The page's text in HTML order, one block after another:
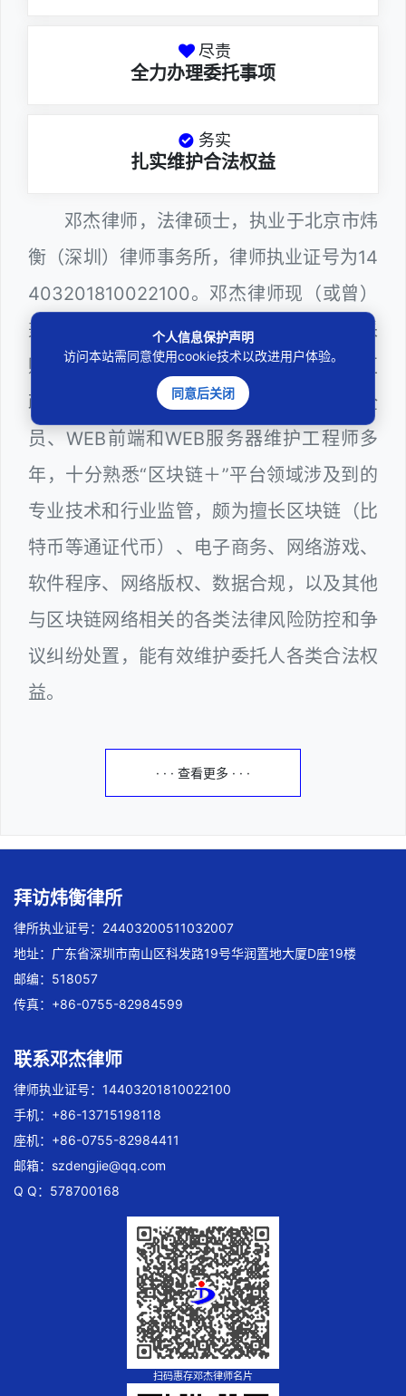
尽责
全力办理委托事项
务实
扎实维护合法权益
邓杰律师，法律硕士，执业于北京市炜
衡（深圳）律师事务所，律师执业证号为14
403201810022100。邓杰律师现（或曾）
兼任深圳市人民政府听证员、深圳市政府采
购评审专家（法律类），曾担任深圳市某区
政府系统公职律师、计算机信息网络安全
员、WEB前端和WEB服务器维护工程师多
年，十分熟悉“区块链＋”平台领域涉及到的
专业技术和行业监管，颇为擅长区块链（比
特币等通证代币）、电子商务、网络游戏、
软件程序、网络版权、数据合规，以及其他
与区块链网络相关的各类法律风险防控和争
议纠纷处置，能有效维护委托人各类合法权
益。
· · · 查看更多 · · ·
拜访炜衡律所
律所执业证号：24403200511032007
地址：广东省深圳市南山区科发路19号华润置地大厦D座19楼
邮编：518057
传真：+86-0755-82984599
联系邓杰律师
律师执业证号：14403201810022100
手机：+86-13715198118
座机：+86-0755-82984411
邮箱： szdengjie@qq.com
Q Q：578700168
扫码惠存邓杰律师名片
个人信息保护声明
访问本站需同意使用cookie技术以改进用户体验。
同意后关闭